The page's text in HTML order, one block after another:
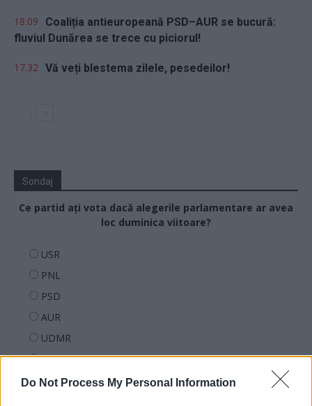
Do Not Process My Personal Information
18.09
Coaliția antieuropeană PSD–AUR se bucură:
fluviul Dunărea se trece cu piciorul!
17.32 Vă veți blestema zilele, pesedeilor!
Sondaj
Ce partid ați vota dacă alegerile parlamentare ar avea
loc duminica viitoare?
USR
PNL
PSD
AUR
UDMR
PMP (Tomac)
Forța Dreptei (L. Orban)